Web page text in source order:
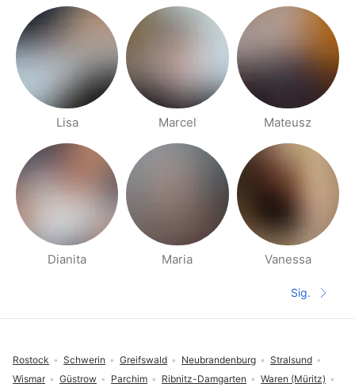
Lisa Marcel Mateusz
Dianita Maria Vanessa
Sig.
Rostock Schwerin Greifswald Neubrandenburg
Stralsund
Wismar
Güstrow Parchim Ribnitz-Damgarten
Waren (Müritz)